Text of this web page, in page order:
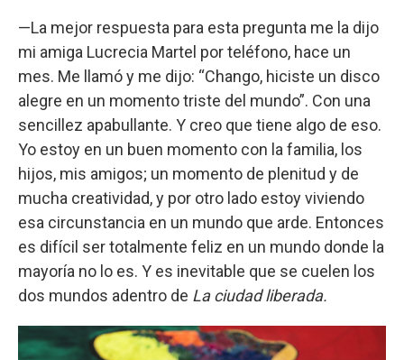
—La mejor respuesta para esta pregunta me la dijo
mi amiga Lucrecia Martel por teléfono, hace un
mes. Me llamó y me dijo: “Chango, hiciste un disco
alegre en un momento triste del mundo”. Con una
sencillez apabullante. Y creo que tiene algo de eso.
Yo estoy en un buen momento con la familia, los
hijos, mis amigos; un momento de plenitud y de
mucha creatividad, y por otro lado estoy viviendo
esa circunstancia en un mundo que arde. Entonces
es difícil ser totalmente feliz en un mundo donde la
mayoría no lo es. Y es inevitable que se cuelen los
dos mundos adentro de La ciudad liberada.